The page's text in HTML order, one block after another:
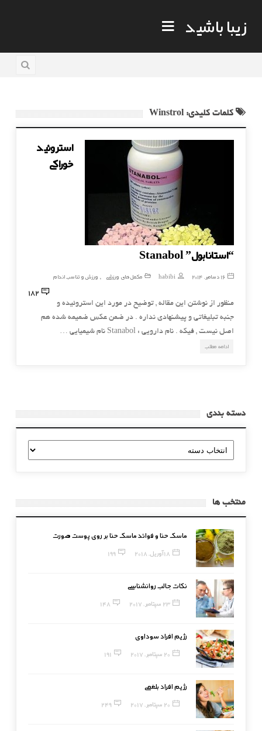
زیبا باشید
کلمات کلیدی: Winstrol
استروئید
خوراکی
“استانابول” Stanabol
16 دسامبر, 2014 habibi مکمل های ورزشی , ورزش و تناسب اندام
182
منظور از نوشتن این مقاله , توضیح در مورد این استروئیده و
جنبه تبلیغاتی و پیشنهادی نداره . در ضمن عکس ضمیمه شده هم
اصل نیست , فیکه . نام دارويی : Stanabol نام شيميايی …
ادامه مطلب
دسته بندی
دسته
بندی
منتخب ها
ماسک حنا و فوائد ماسک حنا بر روی پوست صورت
18 آوریل, 2018 199
نکات جالب روانشناسی
23 سپتامبر, 2017 148
رژیم افراد سوداوی
20 سپتامبر, 2017 191
رژیم افراد بلغمی
20 سپتامبر, 2017 249